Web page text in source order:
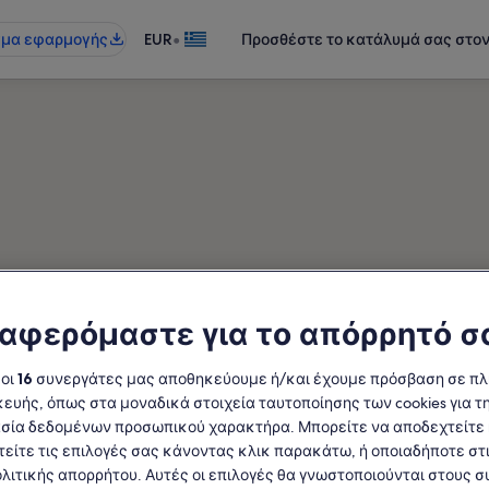
εφαρμογής
EUR• Προσθέστε το κατάλυμά σας
Nova
Επιλέξτε τις ημερομηνίες
διαθεσιμότητα
Ημερομηνίες
για το απόρρητό
16 συνεργάτες μας αποθηκεύουμε ή/και έχουμε πρόσβαση σε
όπως στα μοναδικά στοιχεία ταυτοποίησης των cookies για
δεδομένων προσωπικού χαρακτήρα. Μπορείτε να αποδεχτείτε
τις επιλογές σας κάνοντας κλικ παρακάτω, ή οποιαδήποτε
απορρήτου. Αυτές οι επιλογές θα γνωστοποιούνται στους